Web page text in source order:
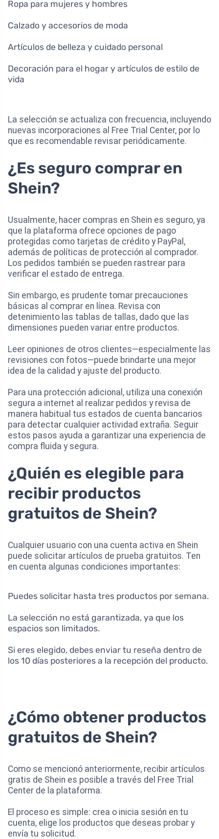
Ropa para mujeres y hombres
Calzado y accesorios de moda
Artículos de belleza y cuidado personal
Decoración para el hogar y artículos de estilo de
vida
La selección se actualiza con frecuencia, incluyendo
nuevas incorporaciones al Free Trial Center, por lo
que es recomendable revisar periódicamente.
¿Es seguro comprar en
Shein?
Usualmente, hacer compras en Shein es seguro, ya
que la plataforma ofrece opciones de pago
protegidas como tarjetas de crédito y PayPal,
además de políticas de protección al comprador.
Los pedidos también se pueden rastrear para
verificar el estado de entrega.
Sin embargo, es prudente tomar precauciones
básicas al comprar en línea. Revisa con
detenimiento las tablas de tallas, dado que las
dimensiones pueden variar entre productos.
Leer opiniones de otros clientes—especialmente las
revisiones con fotos—puede brindarte una mejor
idea de la calidad y ajuste del producto.
Para una protección adicional, utiliza una conexión
segura a internet al realizar pedidos y revisa de
manera habitual tus estados de cuenta bancarios
para detectar cualquier actividad extraña. Seguir
estos pasos ayuda a garantizar una experiencia de
compra fluida y segura.
¿Quién es elegible para
recibir productos
gratuitos de Shein?
Cualquier usuario con una cuenta activa en Shein
puede solicitar artículos de prueba gratuitos. Ten
en cuenta algunas condiciones importantes:
Puedes solicitar hasta tres productos por semana.
La selección no está garantizada, ya que los
espacios son limitados.
Si eres elegido, debes enviar tu reseña dentro de
los 10 días posteriores a la recepción del producto.
¿Cómo obtener productos
gratuitos de Shein?
Como se mencionó anteriormente, recibir artículos
gratis de Shein es posible a través del Free Trial
Center de la plataforma.
El proceso es simple: crea o inicia sesión en tu
cuenta, elige los productos que deseas probar y
envía tu solicitud.